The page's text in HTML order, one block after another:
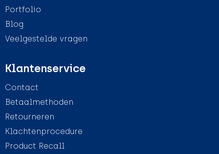
Portfolio
Blog
Veelgestelde vragen
Klantenservice
Contact
Betaalmethoden
Retourneren
Klachtenprocedure
Product Recall